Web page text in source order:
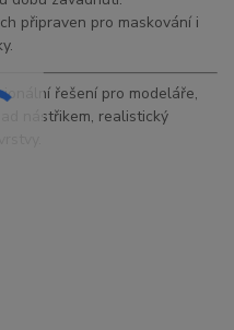
připraven pro maskování i
řešení pro modeláře,
nástřikem, realistický